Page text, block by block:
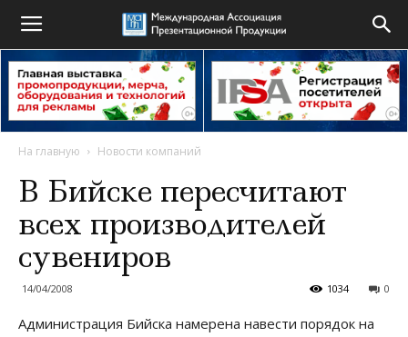
На главную Новости компаний
В Бийске пересчитают
всех производителей
сувениров
14/04/2008 0
1034
Администрация Бийска намерена навести порядок на